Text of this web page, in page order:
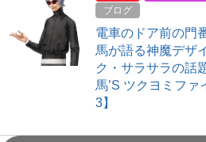
ブログ
電車のドア前の門
馬が語る神魔デザ
ク・サラサラの話
馬’S ツクヨミフ
3】